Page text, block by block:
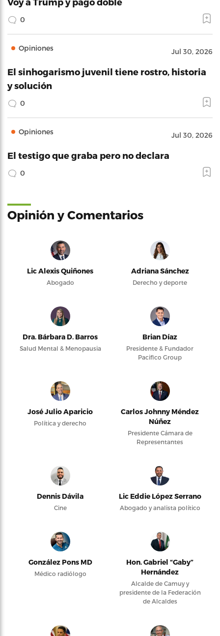
0
Opiniones Jul 30, 2026
El sinhogarismo juvenil tiene rostro, historia
y solución
0
Opiniones Jul 30, 2026
El testigo que graba pero no declara
0
Opinión y Comentarios
Lic Alexis Quiñones
Abogado
Adriana Sánchez
Derecho y deporte
Dra. Bárbara D. Barros
Salud Mental & Menopausia
Brian Díaz
Presidente & Fundador
Pacifico Group
José Julio Aparicio
Política y derecho
Carlos Johnny Méndez
Núñez
Presidente Cámara de
Representantes
Dennis Dávila
Cine
Lic Eddie López Serrano
Abogado y analista político
González Pons MD
Médico radiólogo
Hon. Gabriel “Gaby”
Hernández
Alcalde de Camuy y
presidente de la Federación
de Alcaldes